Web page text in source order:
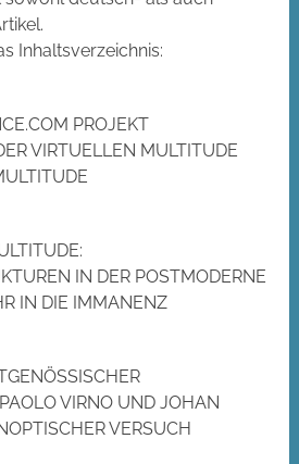
Inhaltsverzeichnis:
PROJEKT
VIRTUELLEN MULTITUDE
IN DER POSTMODERNE
IN DIE IMMANENZ
VIRNO UND JOHAN
VERSUCH